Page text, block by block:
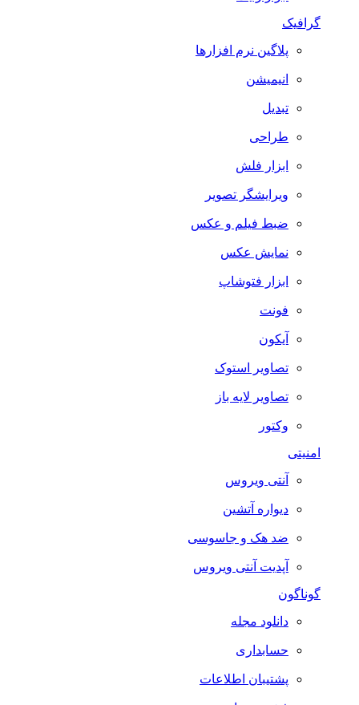
گرافیک
پلاگین نرم افزارها
انیمیشن
تبدیل
طراحی
ابزار فلش
ویرایشگر تصویر
ضبط فيلم و عكس
نمایش عکس
ابزار فتوشاپ
فونت
آیکون
تصاویر استوک
تصاویر لایه باز
وکتور
امنیتی
آنتی ویروس
دیواره آتشین
ضد هک و جاسوسی
آپدیت آنتی ویروس
گوناگون
دانلود مجله
حسابداری
پشتیبان اطلاعات